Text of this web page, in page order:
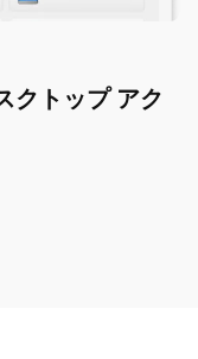
クトップ アク